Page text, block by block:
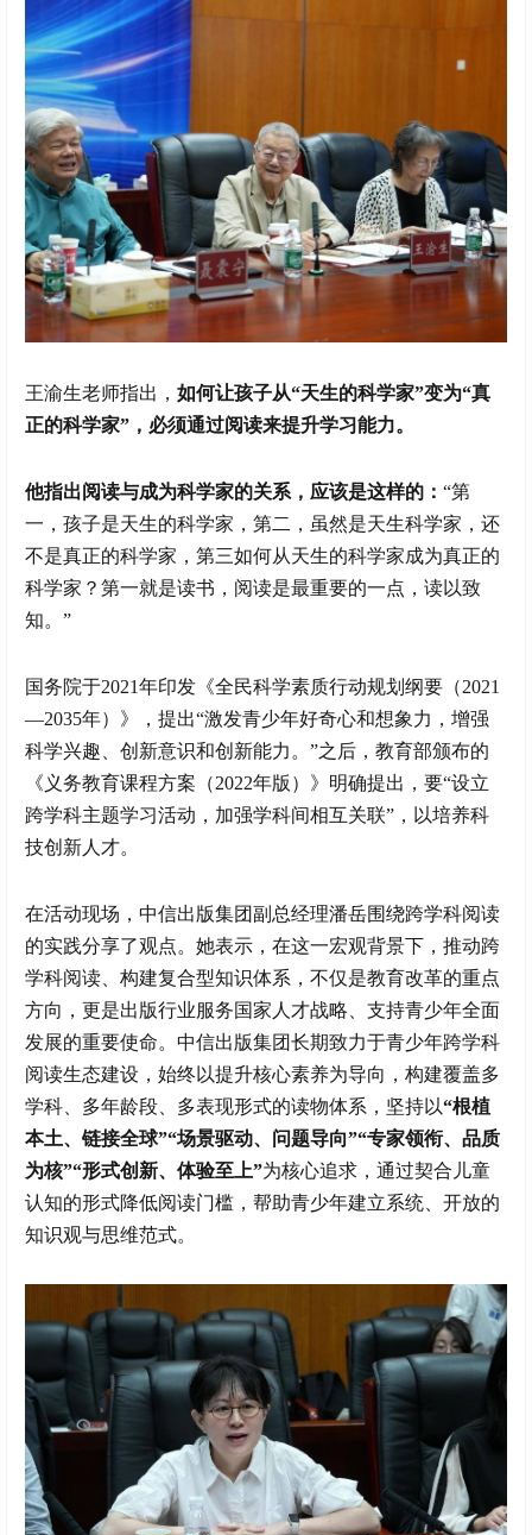
王渝生老师指出， 如何让孩子从“天生的科学家”变为“真
正的科学家”，必须通过阅读来提升学习能力。
他指出阅读与成为科学家的关系，应该是这样的： “第
一，孩子是天生的科学家，第二，虽然是天生科学家，还
不是真正的科学家，第三如何从天生的科学家成为真正的
科学家？第一就是读书，阅读是最重要的一点，读以致
知。”
国务院于2021年印发《全民科学素质行动规划纲要（2021
—2035年）》，提出“激发青少年好奇心和想象力，增强
科学兴趣、创新意识和创新能力。”之后，教育部颁布的
《义务教育课程方案（2022年版）》明确提出，要“设立
跨学科主题学习活动，加强学科间相互关联”，以培养科
技创新人才。
在活动现场，中信出版集团副总经理潘岳围绕跨学科阅读
的实践分享了观点。她表示，在这一宏观背景下，推动跨
学科阅读、构建复合型知识体系，不仅是教育改革的重点
方向，更是出版行业服务国家人才战略、支持青少年全面
发展的重要使命。中信出版集团长期致力于青少年跨学科
阅读生态建设，始终以提升核心素养为导向，构建覆盖多
学科、多年龄段、多表现形式的读物体系，坚持以“根植
本土、链接全球”“场景驱动、问题导向”“专家领衔、品质
为核”“形式创新、体验至上”为核心追求，通过契合儿童
认知的形式降低阅读门槛，帮助青少年建立系统、开放的
知识观与思维范式。